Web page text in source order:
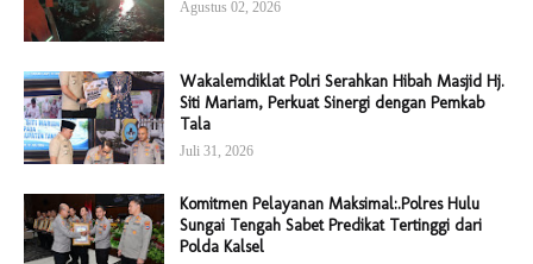
Agustus 02, 2026
Wakalemdiklat Polri Serahkan Hibah Masjid Hj.
Siti Mariam, Perkuat Sinergi dengan Pemkab
Tala
Juli 31, 2026
Komitmen Pelayanan Maksimal:.Polres Hulu
Sungai Tengah Sabet Predikat Tertinggi dari
Polda Kalsel